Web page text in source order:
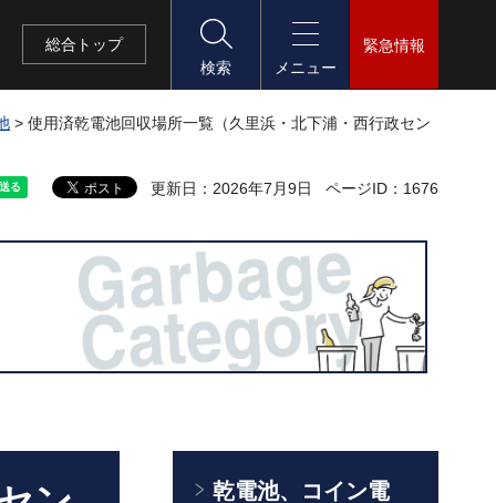
総合 トップ
検索
メニュー
緊急情報
> 使用済乾電池回収場所一覧（久里浜・北下浦・西行政セン
更新日：2026年7月9日 ページID：1676
乾電池、コイン電